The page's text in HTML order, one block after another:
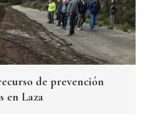
de prevención
en Laza